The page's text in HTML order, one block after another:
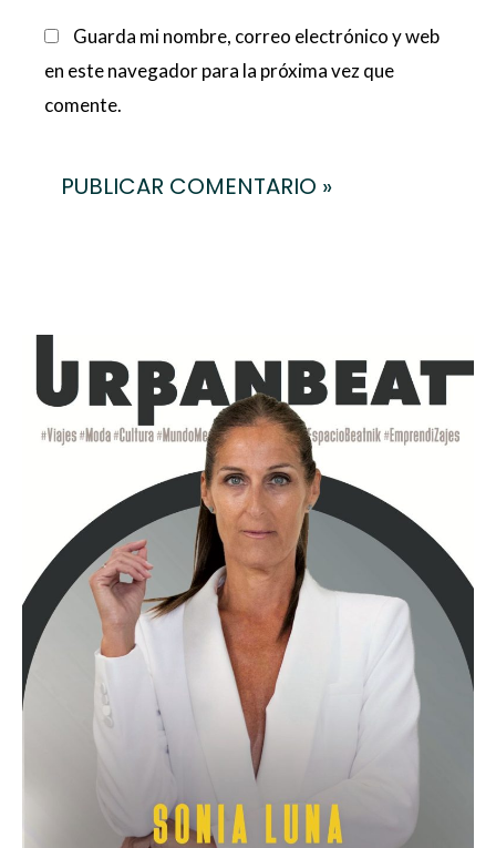
Guarda mi nombre, correo electrónico y web
en este navegador para la próxima vez que
comente.